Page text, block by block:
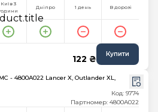
Київ 3
Дніпро 1 день В дорозі
122 ₴ Купити
- 4800A022 Lancer X, Outlander XL,
Код: 9774
Партномер: 4800A022